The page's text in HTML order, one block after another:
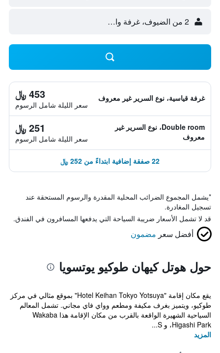
2 من الضيوف، غرفة واحدة
غرفة قياسية، نوع السرير غير معروف 453 ﷼
سعر الليلة شامل الرسوم
Double room، نوع السرير غير
معروف
251 ﷼
سعر الليلة شامل الرسوم
22 صفقة إضافية ابتداءً من 252 ﷼
*يشمل المجموع الضرائب المحلية المقدرة والرسوم المستحقة عند
تسجيل المغادرة.
قد لا تشمل الأسعار ضريبة السياحة التي يدفعها المسافرون في الفندق.
أفضل سعر مضمون
حول هوتل كيهان طوكيو يوتسويا
يقع مكان إقامة "Hotel Keihan Tokyo Yotsuya" بموقع مثالي في مركز
طوكيو، ويتميز بغرف مكيفة ومطعم وواي فاي مجاني. تشمل المعالم
السياحية الشهيرة الواقعة بالقرب من مكان الإقامة هذا Wakaba
Higashi Park، و S...
المزيد